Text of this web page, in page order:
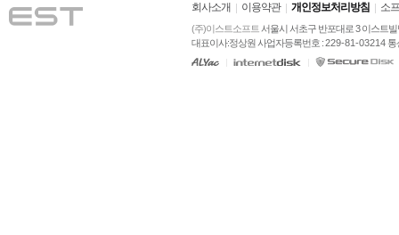
회사소개 이용약관 개인정보처리방침 소
(주)이스트소프트 서울시 서초구 반포대로 3 이스트빌
대표이사:정상원 사업자등록번호 : 229-81-03214 통